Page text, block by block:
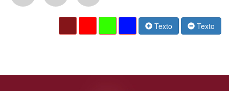
Texto Texto